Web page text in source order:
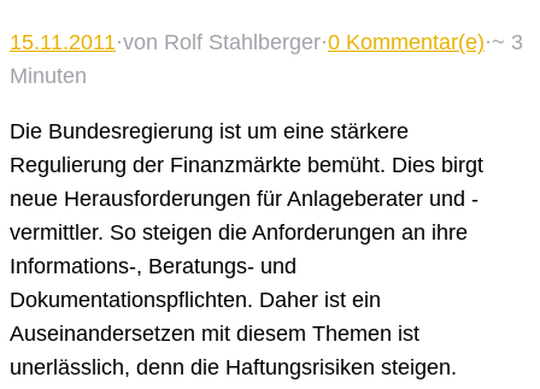
15.11.2011·von Rolf Stahlberger·0 Kommentar(e)·~ 3
Minuten
Die Bundesregierung ist um eine stärkere
Regulierung der Finanzmärkte bemüht. Dies birgt
neue Herausforderungen für Anlageberater und -
vermittler. So steigen die Anforderungen an ihre
Informations-, Beratungs- und
Dokumentationspflichten. Daher ist ein
Auseinandersetzen mit diesem Themen ist
unerlässlich, denn die Haftungsrisiken steigen.